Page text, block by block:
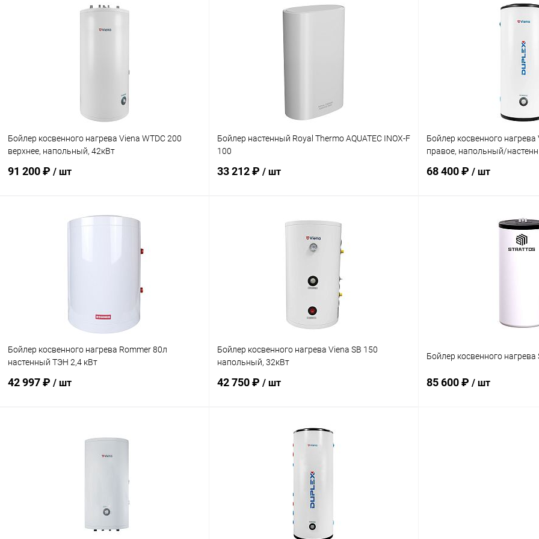
Бойлер косвенного нагрева Viena WTDC 200
верхнее, напольный, 42кВт
91 200 ₽ / шт
В корзину
Сравнение
Бойлер настенный Royal Thermo AQUATEC INOX-F
100
33 212 ₽ / шт
В корзину
Сравнение
Бойлер косвенного нагрева
правое, напольный/
68 400 ₽ / шт
В
Бойлер косвенного нагрева Rommer 80л
настенный ТЭН 2,4 кВт
42 997 ₽ / шт
заказ 3-5 дней
Бойлер косвенного нагрева Viena SB 150
напольный, 32кВт
42 750 ₽ / шт
В корзину
Бойлер косвенного
85 600 ₽ / шт